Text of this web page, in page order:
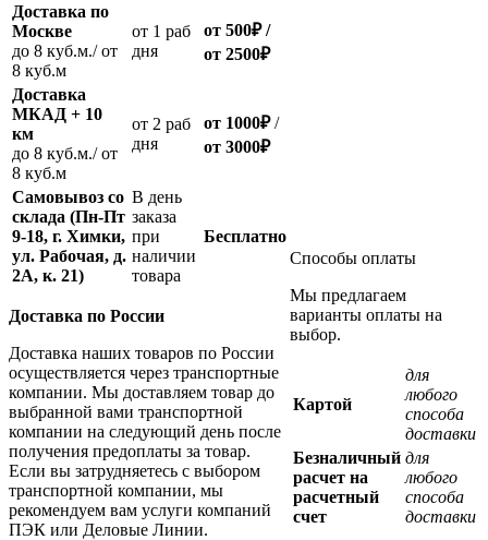
Доставка по
Москве
до 8 куб.м./ от
8 куб.м
oт 1 раб
дня
от 500₽/
от 2500₽
Доставка
МКАД + 10
км
до 8 куб.м./ от
8 куб.м
oт 2 раб
дня
от 1000₽/
от 3000₽
Самовывоз со
склада (Пн-Пт
9-18, г. Химки,
ул. Рабочая, д.
2А, к. 21)
В день
заказа
при
наличии
товара
Бесплатно
Доставка по России
Доставка наших товаров по России
осуществляется через транспортные
компании. Мы доставляем товар до
выбранной вами транспортной
компании на следующий день после
получения предоплаты за товар.
Если вы затрудняетесь с выбором
транспортной компании, мы
рекомендуем вам услуги компаний
ПЭК или Деловые Линии.
Способы оплаты
Мы предлагаем
варианты оплаты на
выбор.
Картой
для
любого
способа
доставки
Безналичный
расчет на
расчетный
счет
для
любого
способа
доставки